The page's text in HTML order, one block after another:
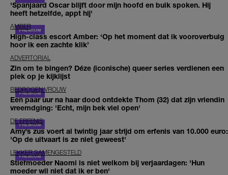
'Spanjaard Oscar blijft door mijn hoofd en buik spoken. Hij
heeft hetzelfde, appt hij'
AMBER
High-class escort Amber: ‘Op het moment dat ik vooroverbuig
hoor ik een zachte klik’
ADVERTORIAL
Zin om te bingen? Déze (iconische) queer series verdienen een
plek op je kijklijst
BEDROGEN VROUW
Een paar uur na haar dood ontdekte Thom (32) dat zijn vriendin
vreemdging: 'Echt, mijn bek viel open'
DE ERFENIS
Amy’s zus voert al twintig jaar strijd om erfenis van 10.000 euro:
'Op de uitvaart is ze niet geweest'
LEKKER SAMENGESTELD
Stiefmoeder Naomi is niet welkom bij verjaardagen: 'Hun
moeder wil niet dat ik er ben'